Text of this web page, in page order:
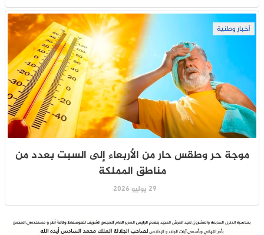
أخبار وطنية
موجة حر وطقس حار من الأربعاء إلى السبت بعدد من
مناطق المملكة
29 يوليو 2026